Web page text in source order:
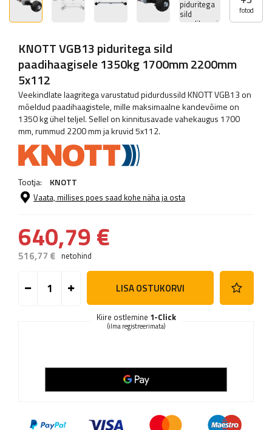
fotod
KNOTT VGB13 piduritega sild
paadihaagisele 1350kg 1700mm 2200mm
5x112
Veekindlate laagritega varustatud pidurdussild KNOTT VGB13 on
mõeldud paadihaagistele, mille maksimaalne kandevõime on
1350 kg ühel teljel. Sellel on kinnitusavade vahekaugus 1700
mm, rummud 2200 mm ja kruvid 5x112.
Tootja: KNOTT
Vaata, millises poes saad kohe näha ja osta
640,79 €
516,77 € netohind
LISA OSTUKORVI
Kiire ostlemine 1-Click
(ilma registreerimata)